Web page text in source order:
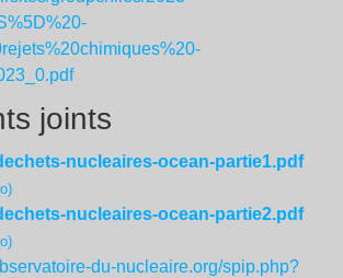
joints
nucleaires-ocean-partie1.pdf
nucleaires-ocean-partie2.pdf
du-nucleaire.org/spip.php?